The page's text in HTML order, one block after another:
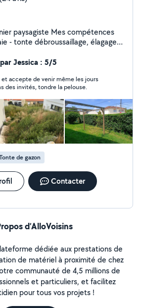
Mes compétences
sur demande.
Jessica : 5/5
accepte de venir même les jours
des invités, tondre la pelouse.
de gazon
Contacter
d’AlloVoisins
dédiée aux prestations de
de matériel à proximité de chez
communauté de 4,5 millions de
et particuliers, et facilitez
pour tous vos projets !